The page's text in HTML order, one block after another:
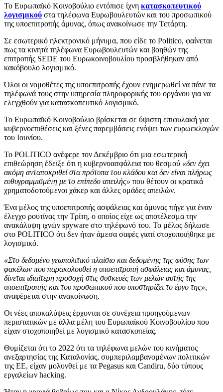
Το Ευρωπαϊκό Κοινοβούλιο εντόπισε ίχνη κατασκοπευτικού
λογισμικού στα τηλέφωνα Ευρωβουλευτών και του προσωπικού
της υποεπιτροπής άμυνας, όπως ανακοίνωσε την Τετάρτη.
Σε εσωτερικό ηλεκτρονικό μήνυμα, που είδε το Politico, φαίνεται
πως τα κινητά τηλέφωνα Ευρωβουλευτών και βοηθών της
επιτροπής SEDE του Ευρωκοινοβουλίου προσβλήθηκαν από
κακόβουλο λογισμικό.
Όλοι οι νομοθέτες της υποεπιτροπής έχουν ενημερωθεί να πάνε τα
τηλέφωνά τους στην υπηρεσία πληροφορικής του οργάνου για να
ελεγχθούν για κατασκοπευτικό λογισμικό.
Το Ευρωπαϊκό Κοινοβούλιο βρίσκεται σε ύψιστη επιφυλακή για
κυβερνοεπιθέσεις και ξένες παρεμβάσεις ενόψει των ευρωεκλογών
του Ιουνίου.
Το POLITICO ανέφερε τον Δεκέμβριο ότι μια εσωτερική
επιθεώρηση έδειξε ότι η κυβερνοασφάλεια του θεσμού «δεν έχει
ακόμη ανταποκριθεί στα πρότυπα του κλάδου και δεν είναι πλήρως
ευθυγραμμισμένη με το επίπεδο απειλής» που θέτουν οι κρατικά
χρηματοδοτούμενοι χάκερ και άλλες ομάδες απειλών.
Ένα μέλος της υποεπιτροπής ασφάλειας και άμυνας πήγε για έναν
έλεγχο ρουτίνας την Τρίτη, ο οποίος είχε ως αποτέλεσμα την
ανακάλυψη ιχνών spyware στο τηλέφωνό του. Το μέλος δήλωσε
στο POLITICO ότι δεν ήταν άμεσα σαφές γιατί στοχοποιήθηκε με
λογισμικό.
«Στο δεδομένο γεωπολιτικό πλαίσιο και δεδομένης της φύσης των
φακέλων που παρακολουθεί η υποεπιτροπή ασφάλειας και άμυνας,
δίνεται ιδιαίτερη προσοχή στις συσκευές των μελών αυτής της
υποεπιτροπής και του προσωπικού που υποστηρίζει το έργο της»,
αναφέρεται στην ανακοίνωση.
Οι νέες αποκαλύψεις έρχονται σε συνέχεια προηγούμενων
περιστατικών με άλλα μέλη του Ευρωπαϊκού Κοινοβουλίου που
είχαν στοχοποιηθεί με λογισμικό κατασκοπείας.
Θυμίζεται ότι το 2022 ότι τα τηλέφωνα μελών του κινήματος
ανεξαρτησίας της Καταλονίας, συμπεριλαμβανομένων πολιτικών
της ΕΕ, είχαν μολυνθεί με τα Pegasus και Candiru, δύο τύπους
εργαλείων hacking.